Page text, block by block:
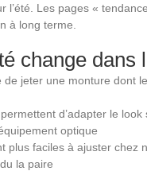
l’été. Les pages «
à long terme.
change dans
jeter une monture dont
d’adapter le
optique
plus faciles à ajuster chez
la paire